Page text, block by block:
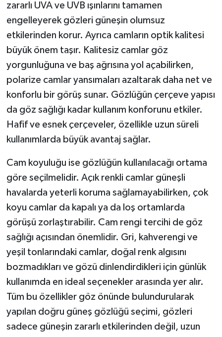
zararlı UVA ve UVB ışınlarını tamamen
engelleyerek gözleri güneşin olumsuz
etkilerinden korur. Ayrıca camların optik kalitesi
büyük önem taşır. Kalitesiz camlar göz
yorgunluğuna ve baş ağrısına yol açabilirken,
polarize camlar yansımaları azaltarak daha net ve
konforlu bir görüş sunar. Gözlüğün çerçeve yapısı
da göz sağlığı kadar kullanım konforunu etkiler.
Hafif ve esnek çerçeveler, özellikle uzun süreli
kullanımlarda büyük avantaj sağlar.
Cam koyuluğu ise gözlüğün kullanılacağı ortama
göre seçilmelidir. Açık renkli camlar güneşli
havalarda yeterli koruma sağlamayabilirken, çok
koyu camlar da kapalı ya da loş ortamlarda
görüşü zorlaştırabilir. Cam rengi tercihi de göz
sağlığı açısından önemlidir. Gri, kahverengi ve
yeşil tonlarındaki camlar, doğal renk algısını
bozmadıkları ve gözü dinlendirdikleri için günlük
kullanımda en ideal seçenekler arasında yer alır.
Tüm bu özellikler göz önünde bulundurularak
yapılan doğru güneş gözlüğü seçimi, gözleri
sadece güneşin zararlı etkilerinden değil, uzun